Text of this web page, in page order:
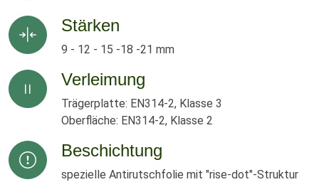
Stärken
9 - 12 - 15 -18 -21 mm
Verleimung
Trägerplatte: EN314-2, Klasse 3
Oberfläche: EN314-2, Klasse 2
Beschichtung
spezielle Antirutschfolie mit "rise-dot"-Struktur